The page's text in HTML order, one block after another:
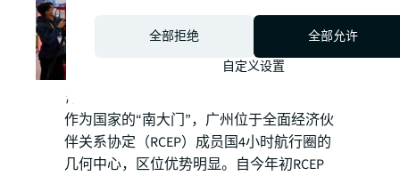
仲量联行华南区研究部总监曾丽作主题分享
作为国家的“南大门”，广州位于全面经济伙
伴关系协定（RCEP）成员国4小时航行圈的
几何中心，区位优势明显。自今年初RCEP
全部拒绝
全部允许
自定义设置